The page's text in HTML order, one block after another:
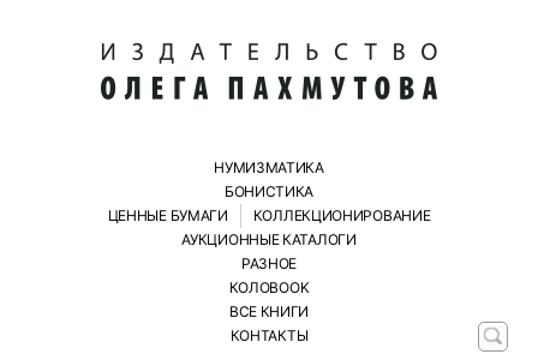
НУМИЗМАТИКА
БОНИСТИКА
ЦЕННЫЕ БУМАГИ
КОЛЛЕКЦИОНИРОВАНИЕ
АУКЦИОННЫЕ КАТАЛОГИ
РАЗНОЕ
КОЛОBOOK
ВСЕ КНИГИ
КОНТАКТЫ